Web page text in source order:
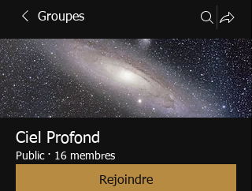
Groupes
Ciel Profond
Public · 16 membres
Rejoindre